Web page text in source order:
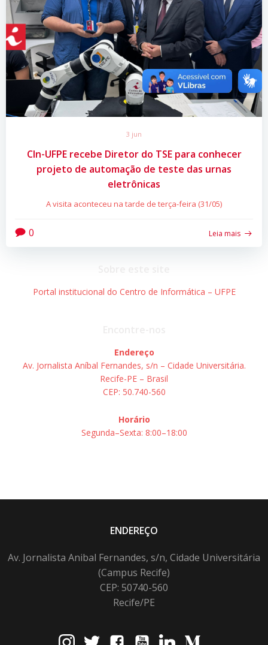
3 jun
CIn-UFPE recebe Diretor do TSE para conhecer
projeto de automação de teste das urnas
eletrônicas
A visita aconteceu na tarde de terça-feira (31/05)
0 Leia mais
Portal institucional do Centro de Informática – UFPE
Endereço
Av. Jornalista Aníbal Fernandes, s/n – Cidade Universitária.
Recife-PE – Brasil
CEP: 50.740-560
Horário
Segunda–Sexta: 8:00–18:00
ENDEREÇO
Av. Jornalista Anibal Fernandes, s/n, Cidade Universitária
(Campus Recife)
CEP: 50740-560
Recife/PE